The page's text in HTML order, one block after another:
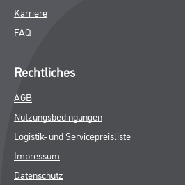
Karriere
FAQ
Rechtliches
AGB
Nutzungsbedingungen
Logistik- und Servicepreisliste
Impressum
Datenschutz